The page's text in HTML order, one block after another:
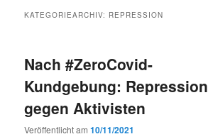
KATEGORIEARCHIV: REPRESSION
Nach #ZeroCovid-
Kundgebung: Repression
gegen Aktivisten
Veröffentlicht am10/11/2021